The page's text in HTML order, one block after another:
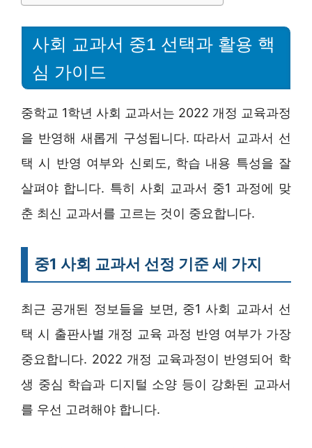
사회 교과서 중1 선택과 활용 핵
심 가이드
중학교 1학년 사회 교과서는 2022 개정 교육과정
을 반영해 새롭게 구성됩니다. 따라서 교과서 선
택 시 반영 여부와 신뢰도, 학습 내용 특성을 잘
살펴야 합니다. 특히 사회 교과서 중1 과정에 맞
춘 최신 교과서를 고르는 것이 중요합니다.
중1 사회 교과서 선정 기준 세 가지
최근 공개된 정보들을 보면, 중1 사회 교과서 선
택 시 출판사별 개정 교육 과정 반영 여부가 가장
중요합니다. 2022 개정 교육과정이 반영되어 학
생 중심 학습과 디지털 소양 등이 강화된 교과서
를 우선 고려해야 합니다.